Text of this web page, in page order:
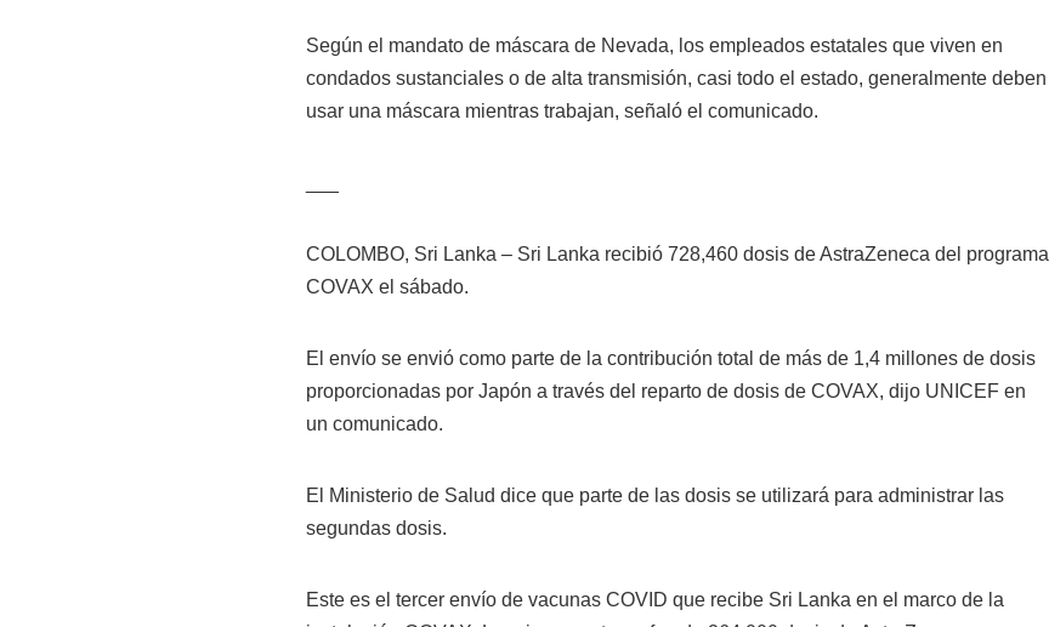
Según el mandato de máscara de Nevada, los empleados estatales que viven en
condados sustanciales o de alta transmisión, casi todo el estado, generalmente deben
usar una máscara mientras trabajan, señaló el comunicado.
COLOMBO, Sri Lanka – Sri Lanka recibió 728,460 dosis de AstraZeneca del programa
COVAX el sábado.
El envío se envió como parte de la contribución total de más de 1,4 millones de dosis
proporcionadas por Japón a través del reparto de dosis de COVAX, dijo UNICEF en
un comunicado.
El Ministerio de Salud dice que parte de las dosis se utilizará para administrar las
segundas dosis.
Este es el tercer envío de vacunas COVID que recibe Sri Lanka en el marco de la